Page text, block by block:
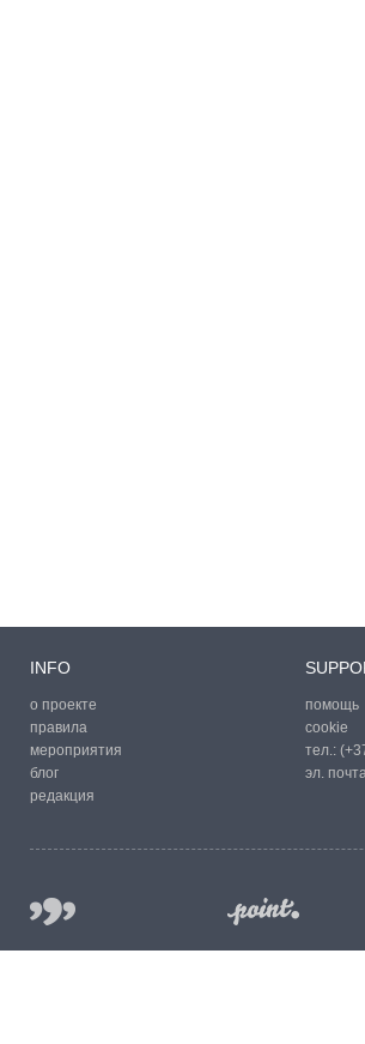
INFO
о проекте
правила
мероприятия
блог
редакция
помощь
cookie
тел.:
эл.